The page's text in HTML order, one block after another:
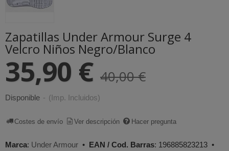
Zapatillas Under Armour Surge 4
Velcro Niños Negro/Blanco
35,90 € 40,00 €
Disponible - (Imp. Incluidos)
Costes de envío Ver descripción Hacer pregunta
Marca: Under Armour • EAN / Cod. Barras: 196885823213 •